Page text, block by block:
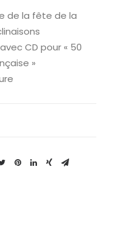
de la fête de la
CD pour « 50
»